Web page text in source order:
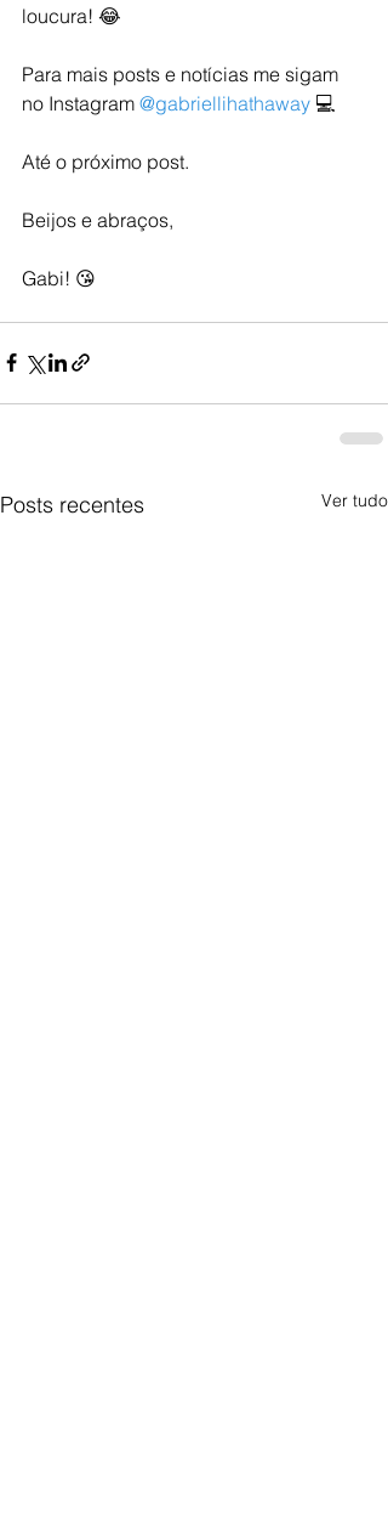
loucura! 😂
Para mais posts e notícias me sigam
no Instagram @gabriellihathaway 💻
Até o próximo post.
Beijos e abraços,
Gabi! 😘
Posts recentes Ver tudo